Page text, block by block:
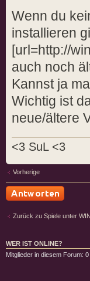
Wenn du
installieren
[url=http://
auch noch
Kannst ja
Wichtig ist
neue/ältere
<3 SuL <3
Vorherige
Zurück zu Spiele unter
WER IST ONLINE?
Mitglieder in diesem Forum: